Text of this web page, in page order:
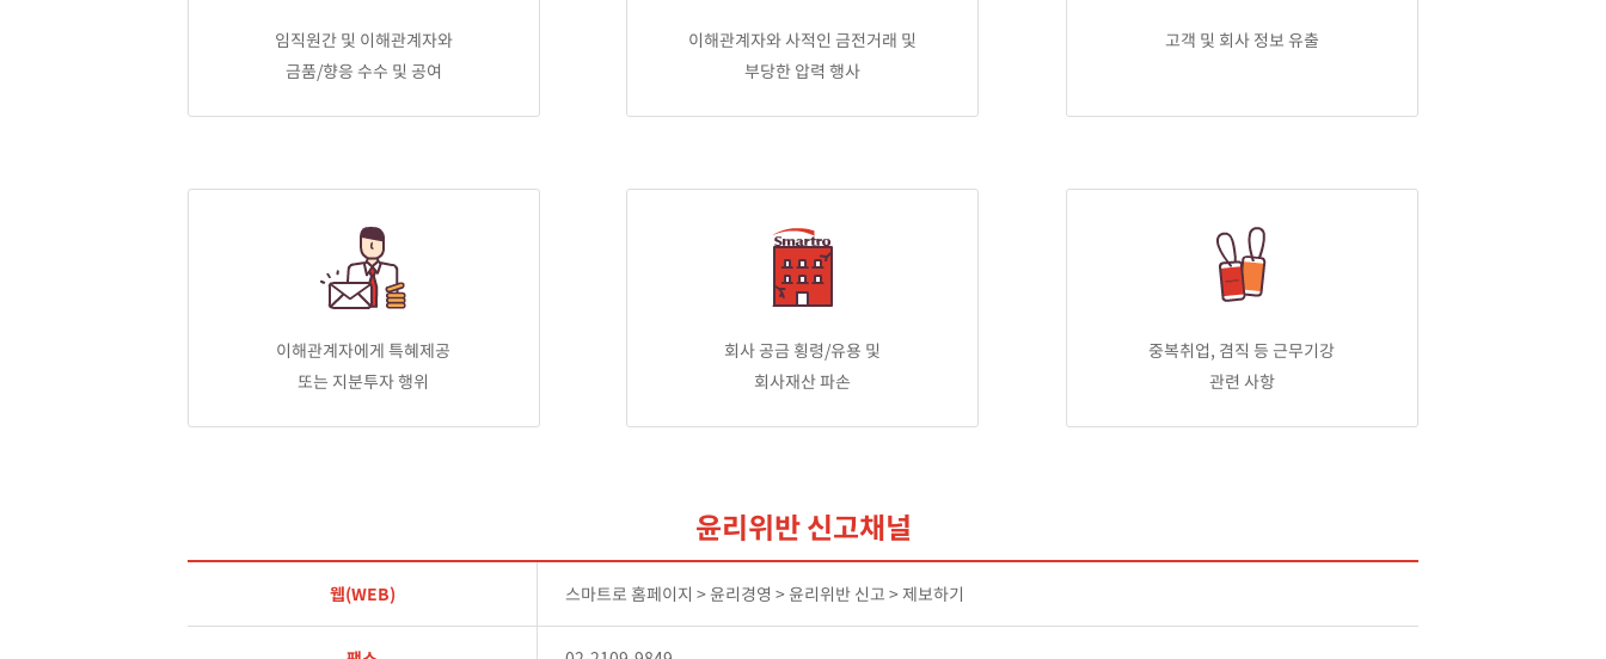
임직원간 및 이해관계자와
금품/향응 수수 및 공여
이해관계자와 사적인 금전거래 및
부당한 압력 행사
고객 및 회사 정보 유출
이해관계자에게 특혜제공
또는 지분투자 행위
회사 공금 횡령/유용 및
회사재산 파손
중복취업, 겸직 등 근무기강
관련 사항
윤리위반 신고채널
웹(WEB) 스마트로 홈페이지 > 윤리경영 > 윤리위반 신고 > 제보하기